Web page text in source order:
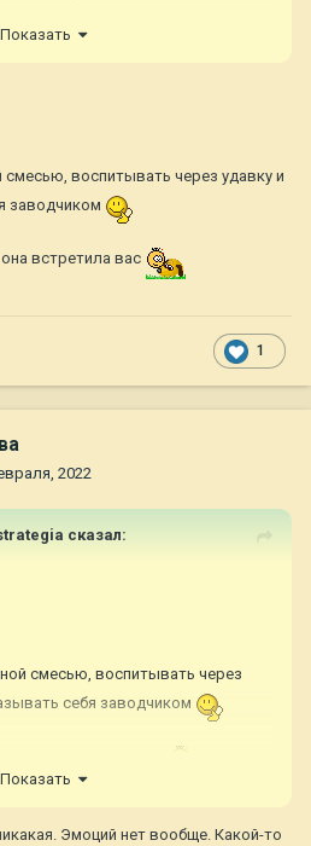
Показать
смесью, воспитывать через удавку и
заводчиком
встретила вас
1
2022
сказал:
смесью, воспитывать через
себя заводчиком
Показать
Эмоций нет вообще. Какой-то